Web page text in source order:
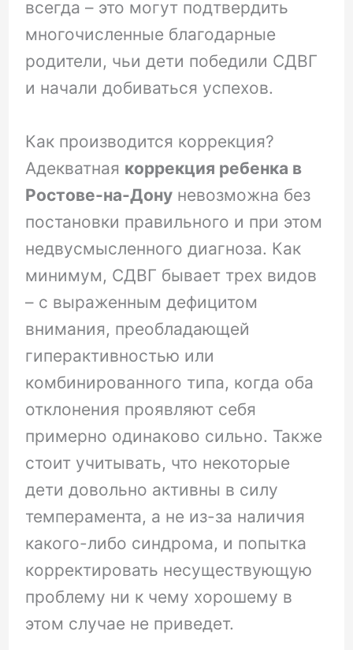
всегда – это могут подтвердить
многочисленные благодарные
родители, чьи дети победили СДВГ
и начали добиваться успехов.
Как производится коррекция?
Адекватная коррекция ребенка в
Ростове-на-Дону невозможна без
постановки правильного и при этом
недвусмысленного диагноза. Как
минимум, СДВГ бывает трех видов
– с выраженным дефицитом
внимания, преобладающей
гиперактивностью или
комбинированного типа, когда оба
отклонения проявляют себя
примерно одинаково сильно. Также
стоит учитывать, что некоторые
дети довольно активны в силу
темперамента, а не из-за наличия
какого-либо синдрома, и попытка
корректировать несуществующую
проблему ни к чему хорошему в
этом случае не приведет.